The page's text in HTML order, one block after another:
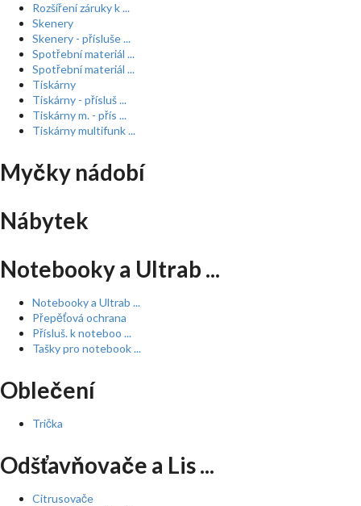
Rozšíření záruky k ...
Skenery
Skenery - přísluše ...
Spotřební materiál ...
Spotřební materiál ...
Tiskárny
Tiskárny - přísluš ...
Tiskárny m. - přís ...
Tiskárny multifunk ...
Myčky nádobí
Nábytek
Notebooky a Ultrab ...
Notebooky a Ultrab ...
Přepěťová ochrana
Přísluš. k noteboo ...
Tašky pro notebook ...
Oblečení
Trička
Odšťavňovače a Lis ...
Citrusovače